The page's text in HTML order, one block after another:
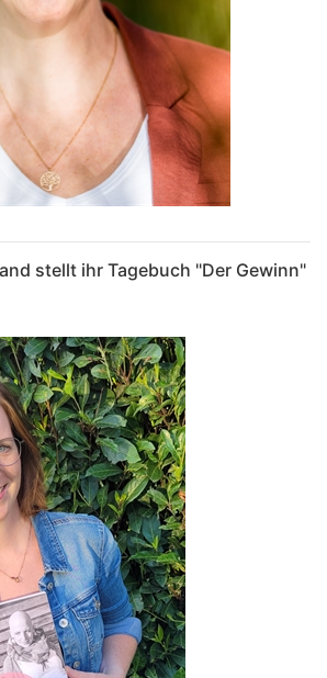
stellt ihr Tagebuch "Der Gewinn"